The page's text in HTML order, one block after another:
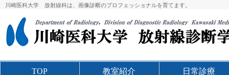
川崎医科大学 放射線科は、画像診断のプロフェッショナルを育てます。
TOP 教室紹介 日常診療